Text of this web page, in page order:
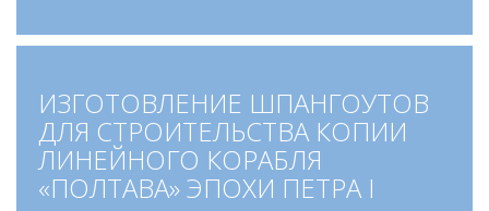
ИЗГОТОВЛЕНИЕ ШПАНГОУТОВ
ДЛЯ СТРОИТЕЛЬСТВА КОПИИ
ЛИНЕЙНОГО КОРАБЛЯ
«ПОЛТАВА» ЭПОХИ ПЕТРА I